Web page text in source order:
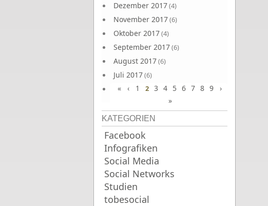
Dezember 2017(4)
November 2017(6)
Oktober 2017(4)
September 2017(6)
August 2017(6)
Juli 2017(6)
Juni 2017 (6)
« ‹ 1 2 3 4 5 6 7 8 9
›
»
KATEGORIEN
Facebook
Infografiken
Social Media
Social Networks
Studien
tobesocial